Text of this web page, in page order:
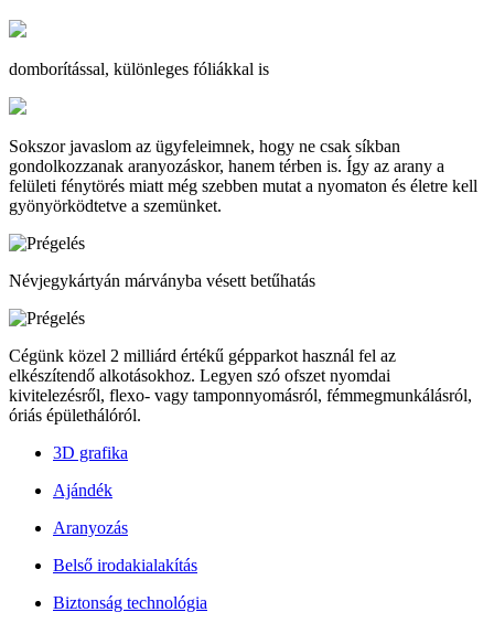
domborítással, különleges fóliákkal is
Sokszor javaslom az ügyfeleimnek, hogy ne csak síkban
gondolkozzanak aranyozáskor, hanem térben is. Így az arany a
felületi fénytörés miatt még szebben mutat a nyomaton és életre kell
gyönyörködtetve a szemünket.
Névjegykártyán márványba vésett betűhatás
Cégünk közel 2 milliárd értékű gépparkot használ fel az
elkészítendő alkotásokhoz. Legyen szó ofszet nyomdai
kivitelezésről, flexo- vagy tamponnyomásról, fémmegmunkálásról,
óriás épülethálóról.
3D grafika
Ajándék
Aranyozás
Belső irodakialakítás
Biztonság technológia